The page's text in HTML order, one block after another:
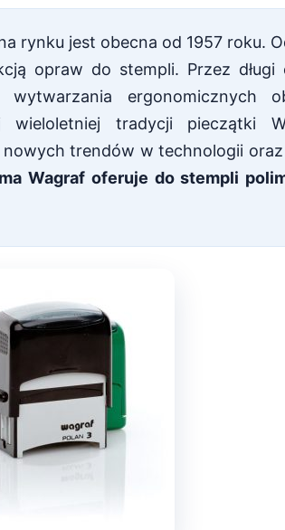
rynku jest obecna od 1957 roku.
opraw do stempli. Przez długi
wytwarzania ergonomicznych
wieloletniej tradycji pieczątki
trendów w technologii
Wagraf oferuje do stempli